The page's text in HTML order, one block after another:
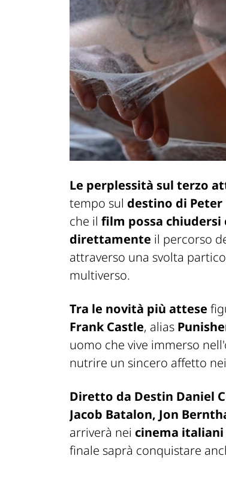
Le perplessità sul terzo
tempo sul destino di Peter
che il film possa
direttamente il percorso
attraverso una svolta
multiverso.
Tra le novità più attese
Frank Castle, alias
uomo che vive immerso
nutrire un sincero affetto
Diretto da Destin Daniel
Jacob Batalon, Jon
arriverà nei cinema italiani
finale saprà conquistare